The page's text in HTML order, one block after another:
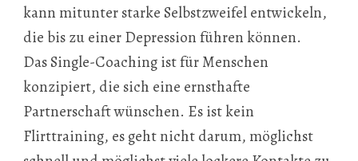
kann mitunter starke Selbstzweifel entwickeln,
die bis zu einer Depression führen können.
Das Single-Coaching ist für Menschen
konzipiert, die sich eine ernsthafte
Partnerschaft wünschen. Es ist kein
Flirttraining, es geht nicht darum, möglichst